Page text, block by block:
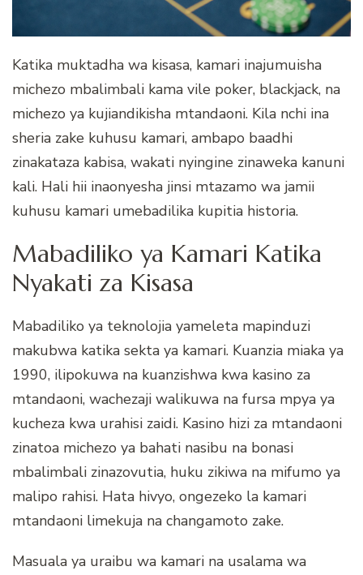
Katika muktadha wa kisasa, kamari inajumuisha
michezo mbalimbali kama vile poker, blackjack, na
michezo ya kujiandikisha mtandaoni. Kila nchi ina
sheria zake kuhusu kamari, ambapo baadhi
zinakataza kabisa, wakati nyingine zinaweka kanuni
kali. Hali hii inaonyesha jinsi mtazamo wa jamii
kuhusu kamari umebadilika kupitia historia.
Mabadiliko ya Kamari Katika
Nyakati za Kisasa
Mabadiliko ya teknolojia yameleta mapinduzi
makubwa katika sekta ya kamari. Kuanzia miaka ya
1990, ilipokuwa na kuanzishwa kwa kasino za
mtandaoni, wachezaji walikuwa na fursa mpya ya
kucheza kwa urahisi zaidi. Kasino hizi za mtandaoni
zinatoa michezo ya bahati nasibu na bonasi
mbalimbali zinazovutia, huku zikiwa na mifumo ya
malipo rahisi. Hata hivyo, ongezeko la kamari
mtandaoni limekuja na changamoto zake.
Masuala ya uraibu wa kamari na usalama wa